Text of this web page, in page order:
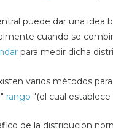
puede dar una idea
cuando se
para medir dicha
varios métodos
rango "(el cual
de la distribución